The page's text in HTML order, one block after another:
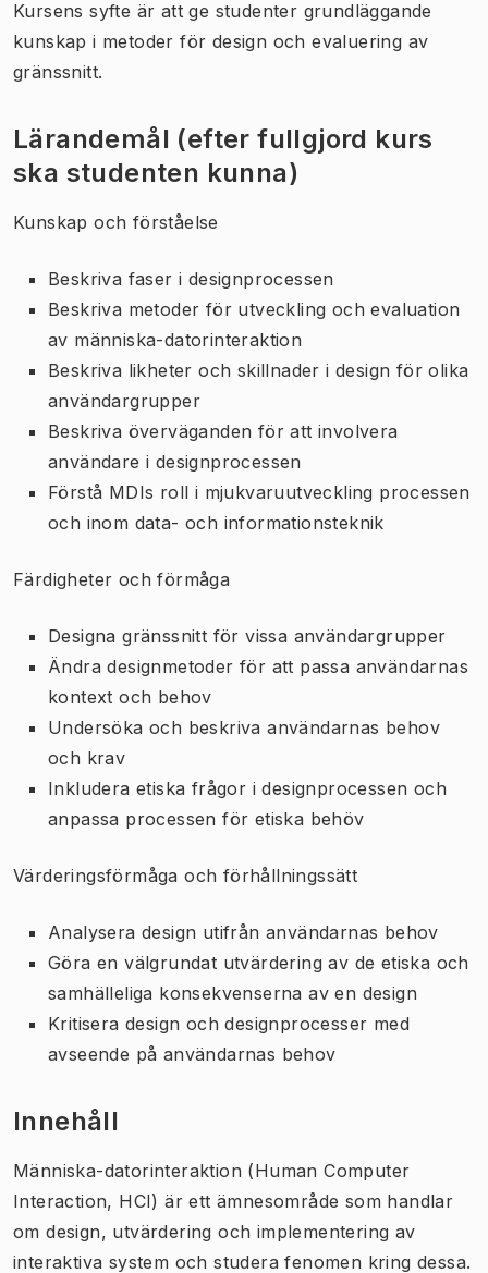
Kursens syfte är att ge studenter grundläggande
kunskap i metoder för design och evaluering av
gränssnitt.
Lärandemål (efter fullgjord kurs
ska studenten kunna)
Kunskap och förståelse
Beskriva faser i designprocessen
Beskriva metoder för utveckling och evaluation
av människa-datorinteraktion
Beskriva likheter och skillnader i design för olika
användargrupper
Beskriva överväganden för att involvera
användare i designprocessen
Förstå MDIs roll i mjukvaruutveckling processen
och inom data- och informationsteknik
Färdigheter och förmåga
Designa gränssnitt för vissa användargrupper
Ändra designmetoder för att passa användarnas
kontext och behov
Undersöka och beskriva användarnas behov
och krav
Inkludera etiska frågor i designprocessen och
anpassa processen för etiska behöv
Värderingsförmåga och förhållningssätt
Analysera design utifrån användarnas behov
Göra en välgrundat utvärdering av de etiska och
samhälleliga konsekvenserna av en design
Kritisera design och designprocesser med
avseende på användarnas behov
Innehåll
Människa-datorinteraktion (Human Computer
Interaction, HCI) är ett ämnesområde som handlar
om design, utvärdering och implementering av
interaktiva system och studera fenomen kring dessa.